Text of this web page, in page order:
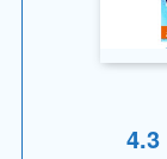
4.3